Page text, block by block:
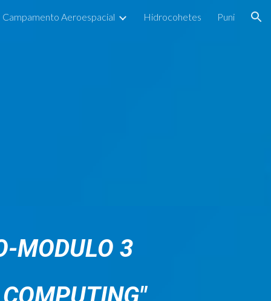
Campamento Aeroespacial Hidrocohetes Puni
MODULO 3